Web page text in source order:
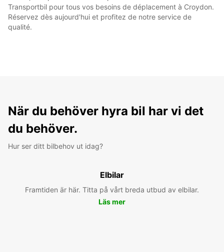
Transportbil pour tous vos besoins de déplacement à Croydon.
Réservez dès aujourd'hui et profitez de notre service de
qualité.
När du behöver hyra bil har vi det
du behöver.
Hur ser ditt bilbehov ut idag?
Elbilar
Framtiden är här. Titta på vårt breda utbud av elbilar.
Läs mer